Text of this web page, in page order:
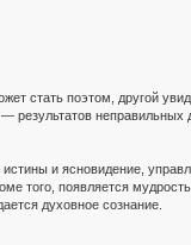
стать поэтом, другой
результатов
и ясновидение,
того, появляется
духовное сознание.